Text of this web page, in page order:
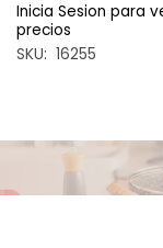
Inicia Sesion para
precios
SKU: 16255